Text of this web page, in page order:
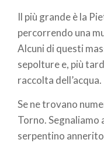
Il più grande è la
percorrendo una
Alcuni di questi
sepolture e, più
raccolta dell’acqua.
Se ne trovano
Torno. Segnaliamo
serpentino